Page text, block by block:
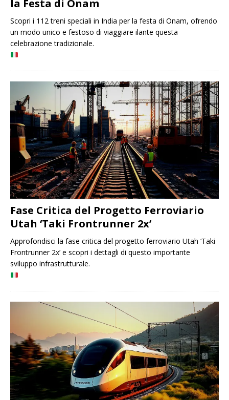
la Festa di Onam
Scopri i 112 treni speciali in India per la festa di Onam, ofrendo
un modo unico e festoso di viaggiare ilante questa
celebrazione tradizionale.
Fase Critica del Progetto Ferroviario
Utah ‘Taki Frontrunner 2x’
Approfondisci la fase critica del progetto ferroviario Utah ‘Taki
Frontrunner 2x’ e scopri i dettagli di questo importante
sviluppo infrastrutturale.